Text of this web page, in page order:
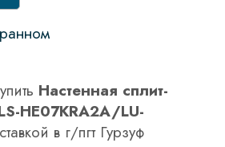
Настенная сплит-
HE07KRA2A/LU-
в г/пгт Гурзуф